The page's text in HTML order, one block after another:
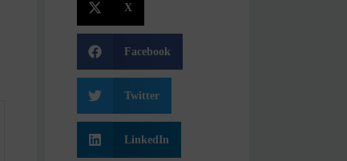
X
Facebook
Twitter
LinkedIn